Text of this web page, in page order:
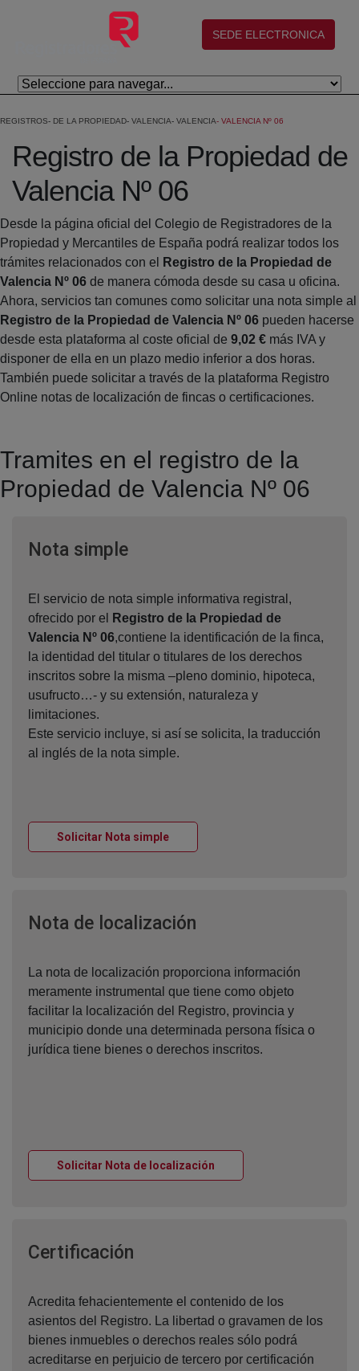
Saltar al contenido principal
(abre en nueva ventana)
SEDE ELECTRONICA
REGISTROS DE LA PROPIEDAD VALENCIA VALENCIA VALENCIA Nº 06
Registro de la Propiedad de
Valencia Nº 06
Desde la página oficial del Colegio de Registradores de la
Propiedad y Mercantiles de España podrá realizar todos los
trámites relacionados con el
Registro de la Propiedad de
Valencia Nº 06 de manera cómoda desde su casa u oficina.
Ahora, servicios tan comunes como solicitar una nota simple al
Registro de la Propiedad de Valencia Nº 06 pueden hacerse
desde esta plataforma al coste oficial de 9,02 € más IVA y
disponer de ella en un plazo medio inferior a dos horas.
También puede solicitar a través de la plataforma Registro
Online notas de localización de fincas o certificaciones.
Tramites en el registro de la
Propiedad de Valencia Nº 06
Nota simpleVentana nueva
El servicio de nota simple informativa registral,
ofrecido por el
Registro de la Propiedad de
Valencia Nº 06,contiene la identificación de la finca,
la identidad del titular o titulares de los derechos
inscritos sobre la misma –pleno dominio, hipoteca,
usufructo…- y su extensión, naturaleza y
limitaciones.
Este servicio incluye, si así se solicita, la traducción
al inglés de la nota simple.
Solicitar Nota simpleVentana nueva
Nota de localización
La nota de localización proporciona información
meramente instrumental que tiene como objeto
facilitar la localización del Registro, provincia y
municipio donde una determinada persona física o
jurídica tiene bienes o derechos inscritos.
Solicitar Nota de localización
Certificación
Acredita fehacientemente el contenido de los
asientos del Registro. La libertad o gravamen de los
bienes inmuebles o derechos reales sólo podrá
acreditarse en perjuicio de tercero por certificación